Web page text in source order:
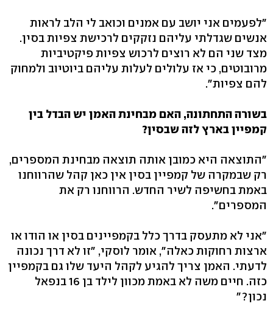
"לפעמים אני יושב עם אמנים וכואב לי הלב לראות
אנשים שגדלתי עליהם נזקקים לרכישת צפיות בסין.
מצד שני הם לא רוצים לרכוש צפיות פיקטיביות
מרובוטים, כי אז עלולים לעלות עליהם ביוטיוב ולמחוק
להם צפיות".
בשורה התחתונה, האם מבחינת האמן יש הבדל בין
קמפיין בארץ לזה שבסין?
"התוצאה היא כמובן אותה תוצאה מבחינת המספרים,
רק שבמקרה של קמפיין בסין אין כאן קהל שהרווחנו
באמת בחשיפה לשיר החדש. הרווחנו רק את
המספרים".
"אני לא מתעסק בדרך כלל בקמפיינים בסין או הודו או
ארצות רחוקות כאלה", אומר לוסקי, "זו לא דרך נכונה
לדעתי. האמן צריך להגיע לקהל היעד שלו גם בקמפיין
כזה. חיים משה לא באמת מכוון לילד בן 16 בנפאל
נכון?"